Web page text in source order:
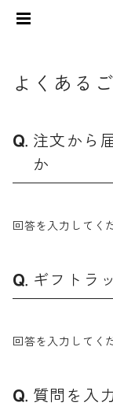
よくある
注文から
か
回答を入力してく
ギフトラ
回答を入力してく
質問を入